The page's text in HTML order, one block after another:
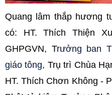
Quang lâm thắp hương
có: HT. Thích Thiện
GHPGVN, Trưởng ban
giáo tông, Trụ trì Chùa
HT. Thích Chơn Không -